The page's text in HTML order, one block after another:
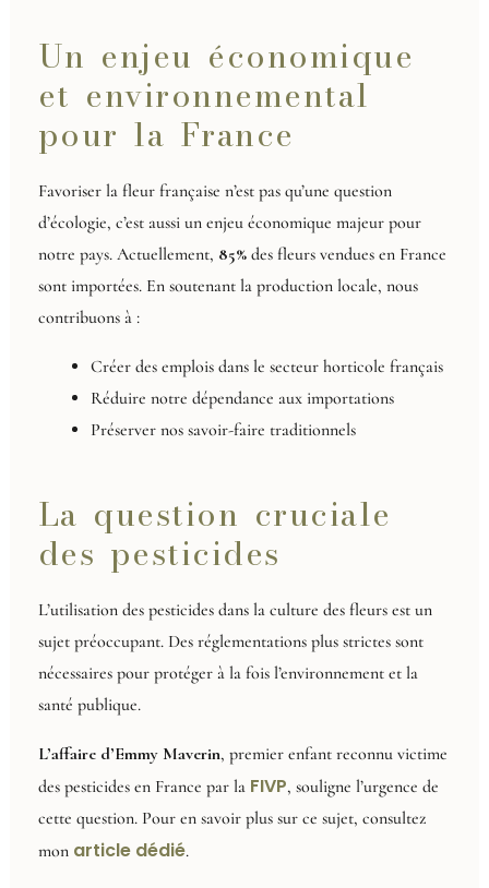
Un enjeu économique
et environnemental
pour la France
Favoriser la fleur française n’est pas qu’une question
d’écologie, c’est aussi un enjeu économique majeur pour
notre pays. Actuellement, 85%des fleurs vendues en France
sont importées. En soutenant la production locale, nous
contribuons à :
Créer des emplois dans le secteur horticole français
Réduire notre dépendance aux importations
Préserver nos savoir-faire traditionnels
La question cruciale
des pesticides
L’utilisation des pesticides dans la culture des fleurs est un
sujet préoccupant. Des réglementations plus strictes sont
nécessaires pour protéger à la fois l’environnement et la
santé publique.
L’affaire d’Emmy Maverin, premier enfant reconnu victime
des pesticides en France par la FIVP, souligne l’urgence de
cette question. Pour en savoir plus sur ce sujet, consultez
mon article dédié.